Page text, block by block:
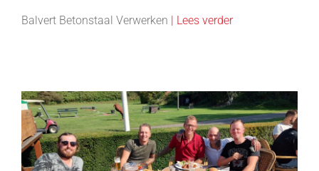
Balvert Betonstaal Verwerken | Lees verder